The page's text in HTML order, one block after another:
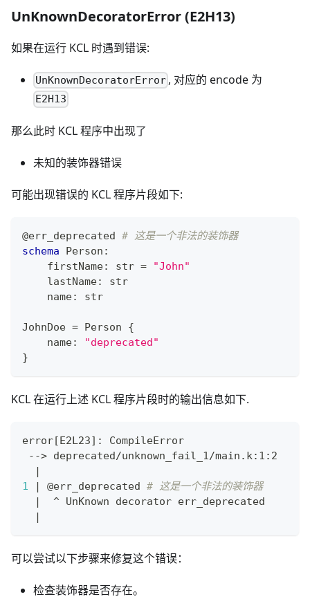
UnKnownDecoratorError (E2H13)
如果在运行 KCL 时遇到错误:
UnKnownDecoratorError , 对应的 encode 为
E2H13
那么此时 KCL 程序中出现了
未知的装饰器错误
可能出现错误的 KCL 程序片段如下:
@err_deprecated
# 这是一个非法的装饰器
schema Person :
    firstName
: str =
"John"
    lastName
:
str
    name
: str
JohnDoe = Person {
    name
:
"deprecated"
}
KCL 在运行上述 KCL 程序片段时的输出信息如下.
error [ E2L23] : CompileError
--> deprecated/unknown_fail_1/main.k:1:2
1
@err_deprecated # 这是一个非法的装饰器
  ^ UnKnown decorator err_deprecated
可以尝试以下步骤来修复这个错误：
检查装饰器是否存在。